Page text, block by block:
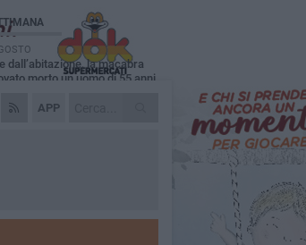
APP
dall’abitazione, la macabra
morto un uomo di 55 anni
1 strada": ad Andria
l'avvocato